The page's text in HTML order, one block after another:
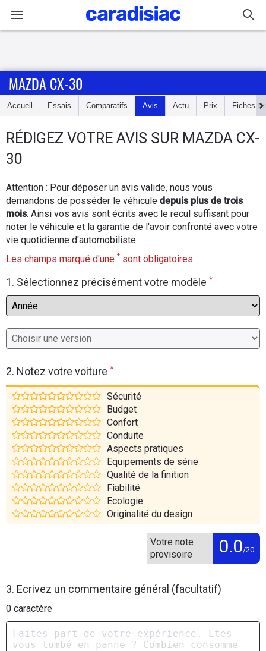
Accueil
Essais
d'achat
Electriques
Flottes
Auto
Moto
Marques
MAZDA CX-30
Accueil Essais Comparatifs Avis Actu Prix Fiches
RÉDIGEZ VOTRE AVIS SUR MAZDA CX-
30
Attention : Pour déposer un avis valide, nous vous
demandons de posséder le véhicule depuis plus de trois
mois. Ainsi vos avis sont écrits avec le recul suffisant pour
noter le véhicule et la garantie de l'avoir confronté avec votre
vie quotidienne d'automobiliste.
Les champs marqué d'une * sont obligatoires.
1. Sélectionnez précisément votre modèle *
2. Notez votre voiture *
Sécurité
Budget
Confort
Conduite
Aspects pratiques
Equipements de série
Qualité de la finition
Fiabilité
Ecologie
Originalité du design
Votre note
provisoire
0.0/20
3. Ecrivez un commentaire général (facultatif)
0 caractère